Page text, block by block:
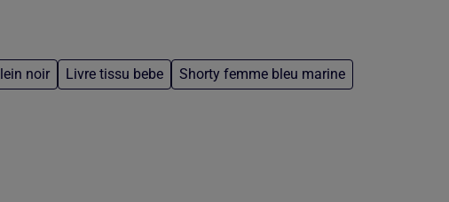
noir Livre tissu bebe
Shorty femme bleu marine